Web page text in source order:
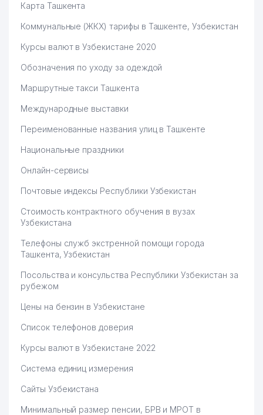
Карта Ташкента
Коммунальные (ЖКХ) тарифы в Ташкенте, Узбекистан
Курсы валют в Узбекистане 2020
Обозначения по уходу за одеждой
Маршрутные такси Ташкента
Международные выставки
Переименованные названия улиц в Ташкенте
Национальные праздники
Онлайн-сервисы
Почтовые индексы Республики Узбекистан
Стоимость контрактного обучения в вузах
Узбекистана
Телефоны служб экстренной помощи города
Ташкента, Узбекистан
Посольства и консульства Республики Узбекистан за
рубежом
Цены на бензин в Узбекистане
Список телефонов доверия
Курсы валют в Узбекистане 2022
Система единиц измерения
Сайты Узбекистана
Минимальный размер пенсии, БРВ и МРОТ в